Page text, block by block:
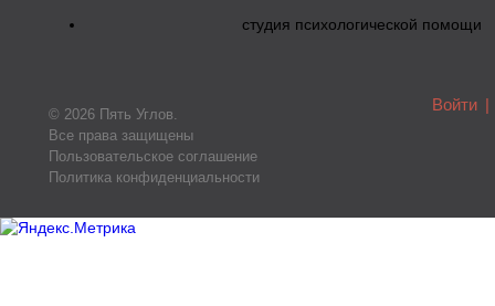
студия психологической помощи
© 2026 Пять Углов.
Все права защищены
Пользовательское соглашение
Политика конфиденциальности
Войти